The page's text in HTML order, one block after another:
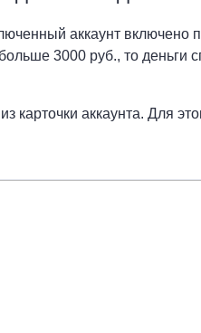
аккаунт включено
3000 руб., то деньги
карточки аккаунта. Для